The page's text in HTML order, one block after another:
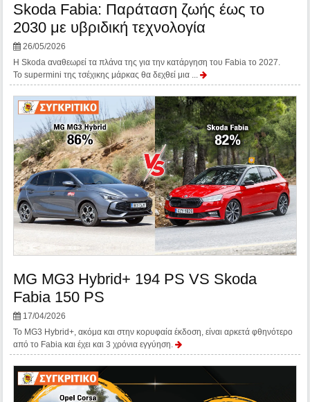
Skoda Fabia: Παράταση ζωής έως το
2030 με υβριδική τεχνολογία
26/05/2026
Η Skoda αναθεωρεί τα πλάνα της για την κατάργηση του Fabia το 2027.
Το supermini της τσέχικης μάρκας θα δεχθεί μια ...
MG MG3 Hybrid+ 194 PS VS Skoda
Fabia 150 PS
17/04/2026
Το MG3 Hybrid+, ακόμα και στην κορυφαία έκδοση, είναι αρκετά φθηνότερο
από το Fabia και έχει και 3 χρόνια εγγύηση.